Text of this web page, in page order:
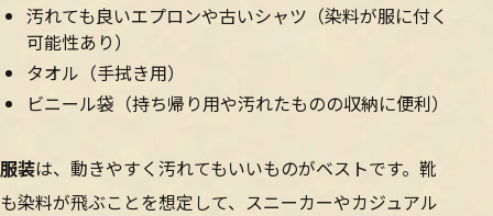
汚れても良いエプロンや古いシャツ（染料が服に付く
可能性あり）
タオル（手拭き用）
ビニール袋（持ち帰り用や汚れたものの収納に便利）
服装は、動きやすく汚れてもいいものがベストです。靴
も染料が飛ぶことを想定して、スニーカーやカジュアル